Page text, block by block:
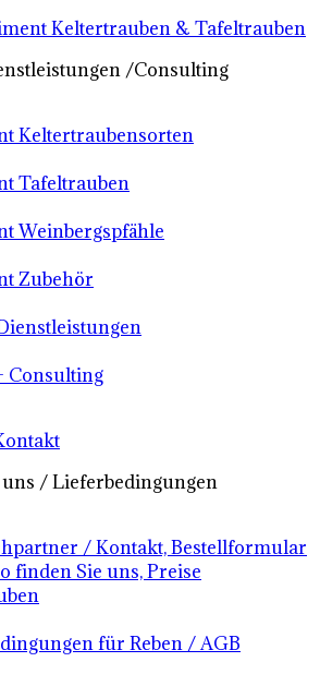
Keltertrauben & Tafeltrauben
/Consulting
Keltertraubensorten
Tafeltrauben
Weinbergspfähle
Zubehör
Consulting
uns / Lieferbedingungen
/ Kontakt, Bestellformular
finden Sie uns, Preise
für Reben / AGB